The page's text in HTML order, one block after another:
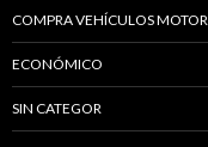
COMPRA VEHÍCULOS MOTOR
ECONÓMICO
SIN CATEGOR